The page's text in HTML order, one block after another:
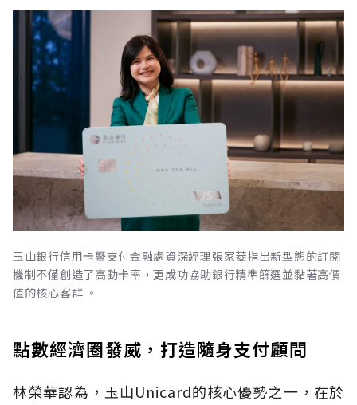
玉山銀行信用卡暨支付金融處資深經理張家菱指出新型態的訂閱
機制不僅創造了高動卡率，更成功協助銀行精準篩選並黏著高價
值的核心客群 。
點數經濟圈發威，打造隨身支付顧問
林榮華認為，玉山Unicard的核心優勢之一，在於